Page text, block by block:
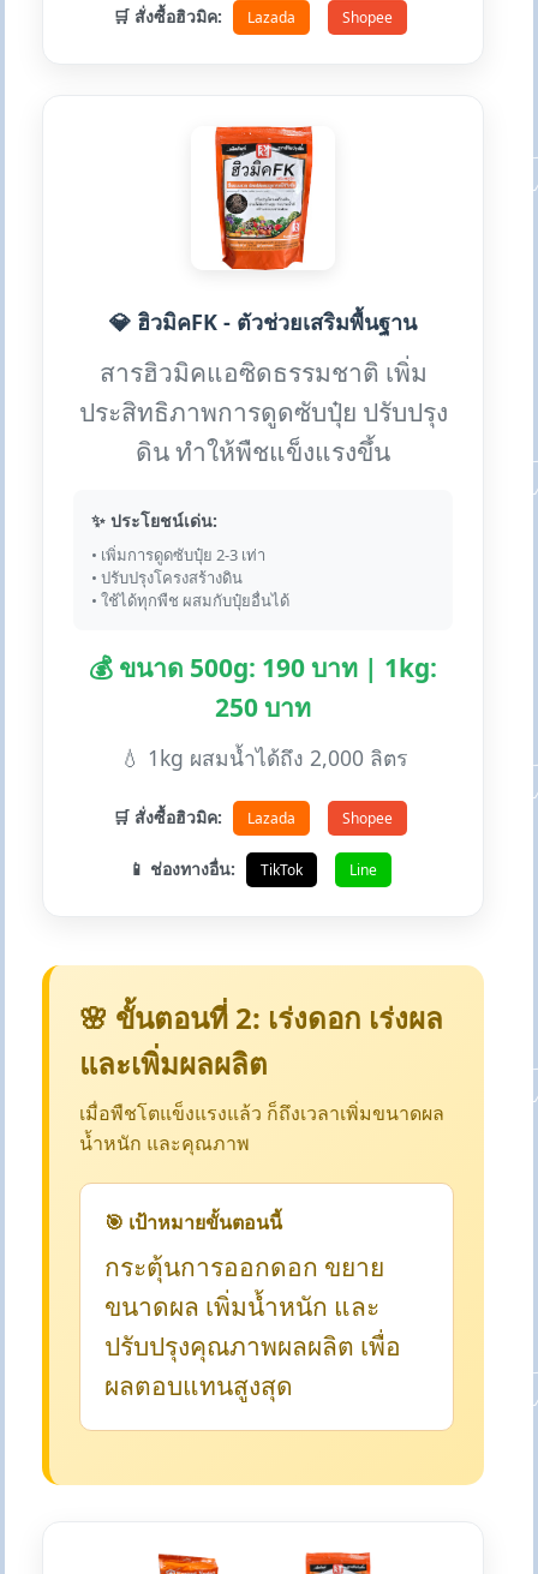
🛒 สั่งซื้อฮิวมิค: Lazada Shopee
💎 ฮิวมิคFK - ตัวช่วยเสริมพื้นฐาน
สารฮิวมิคแอซิดธรรมชาติ เพิ่ม
ประสิทธิภาพการดูดซับปุ๋ย ปรับปรุง
ดิน ทำให้พืชแข็งแรงขึ้น
✨ ประโยชน์เด่น:
• เพิ่มการดูดซับปุ๋ย 2-3 เท่า
• ปรับปรุงโครงสร้างดิน
• ใช้ได้ทุกพืช ผสมกับปุ๋ยอื่นได้
💰 ขนาด 500g: 190 บาท | 1kg:
250 บาท
💧 1kg ผสมน้ำได้ถึง 2,000 ลิตร
🛒 สั่งซื้อฮิวมิค: Lazada Shopee
📱 ช่องทางอื่น: TikTok Line
🌸 ขั้นตอนที่ 2: เร่งดอก เร่งผล
และเพิ่มผลผลิต
เมื่อพืชโตแข็งแรงแล้ว ก็ถึงเวลาเพิ่มขนาดผล
น้ำหนัก และคุณภาพ
🎯 เป้าหมายขั้นตอนนี้
กระตุ้นการออกดอก ขยาย
ขนาดผล เพิ่มน้ำหนัก และ
ปรับปรุงคุณภาพผลผลิต เพื่อ
ผลตอบแทนสูงสุด